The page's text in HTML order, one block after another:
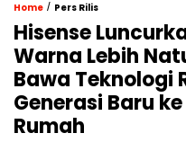
Home / Pers Rilis
Hisense
Warna Lebih
Bawa Teknologi
Generasi Baru
Rumah